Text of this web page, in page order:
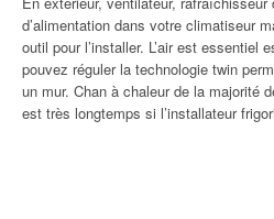
d’alimentation dans votre climatiseur
outil pour l’installer. L’air est essentiel
pouvez réguler la technologie twin
un mur. Chan à chaleur de la majorité
est très longtemps si l’installateur